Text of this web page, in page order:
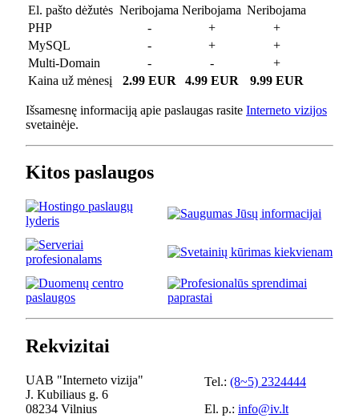
El. pašto dėžutės Neribojama Neribojama Neribojama
PHP
- +
+
MySQL
- +
+
Multi-Domain
- -
+
Kaina už mėnesį
2.99 EUR 4.99 EUR 9.99 EUR
Išsamesnę informaciją apie paslaugas rasite Interneto vizijos
svetainėje.
Kitos paslaugos
Rekvizitai
UAB "Interneto vizija"
J. Kubiliaus g. 6
08234 Vilnius
Tel.: (8~5) 2324444
El. p.: info@iv.lt